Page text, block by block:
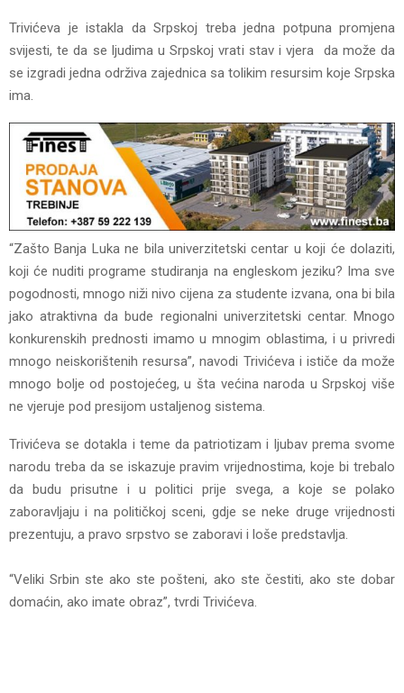
Trivićeva je istakla da Srpskoj treba jedna potpuna promjena
svijesti, te da se ljudima u Srpskoj vrati stav i vjera da može da
se izgradi jedna održiva zajednica sa tolikim resursim koje Srpska
ima.
“Zašto Banja Luka ne bila univerzitetski centar u koji će dolaziti,
koji će nuditi programe studiranja na engleskom jeziku? Ima sve
pogodnosti, mnogo niži nivo cijena za studente izvana, ona bi bila
jako atraktivna da bude regionalni univerzitetski centar. Mnogo
konkurenskih prednosti imamo u mnogim oblastima, i u privredi
mnogo neiskorištenih resursa”, navodi Trivićeva i ističe da može
mnogo bolje od postojećeg, u šta većina naroda u Srpskoj više
ne vjeruje pod presijom ustaljenog sistema.
Trivićeva se dotakla i teme da patriotizam i ljubav prema svome
narodu treba da se iskazuje pravim vrijednostima, koje bi trebalo
da budu prisutne i u politici prije svega, a koje se polako
zaboravljaju i na političkoj sceni, gdje se neke druge vrijednosti
prezentuju, a pravo srpstvo se zaboravi i loše predstavlja.
“Veliki Srbin ste ako ste pošteni, ako ste čestiti, ako ste dobar
domaćin, ako imate obraz”, tvrdi Trivićeva.